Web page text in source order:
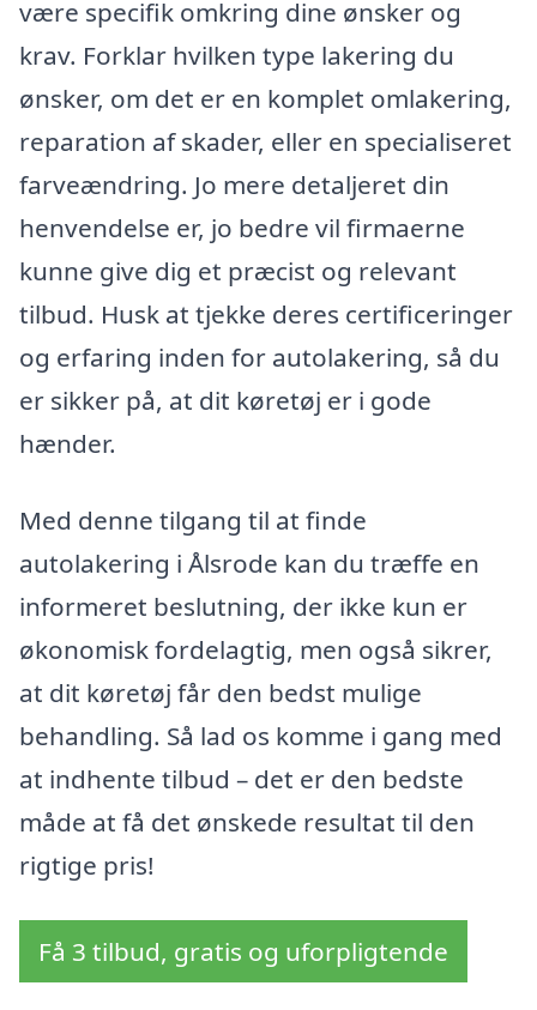
være specifik omkring dine ønsker og
krav. Forklar hvilken type lakering du
ønsker, om det er en komplet omlakering,
reparation af skader, eller en specialiseret
farveændring. Jo mere detaljeret din
henvendelse er, jo bedre vil firmaerne
kunne give dig et præcist og relevant
tilbud. Husk at tjekke deres certificeringer
og erfaring inden for autolakering, så du
er sikker på, at dit køretøj er i gode
hænder.
Med denne tilgang til at finde
autolakering i Ålsrode kan du træffe en
informeret beslutning, der ikke kun er
økonomisk fordelagtig, men også sikrer,
at dit køretøj får den bedst mulige
behandling. Så lad os komme i gang med
at indhente tilbud – det er den bedste
måde at få det ønskede resultat til den
rigtige pris!
Få 3 tilbud, gratis og uforpligtende